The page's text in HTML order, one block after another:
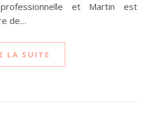
et Martin est
de…
LA SUITE